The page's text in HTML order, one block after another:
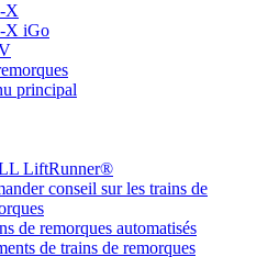
X
X iGo
principal
LiftRunner®
conseil sur les trains de
de remorques automatisés
de trains de remorques